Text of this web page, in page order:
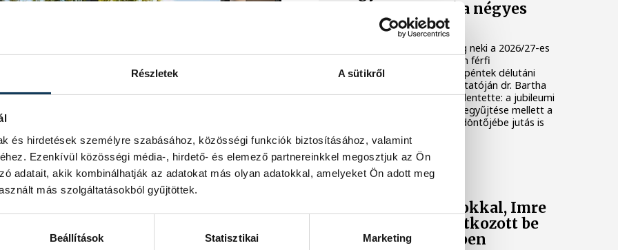
Részletek A sütikről
és hirdetések személyre szabásához, közösségi funkciók biztosításához, valamint
Ezenkívül közösségi média-, hirdető- és elemező partnereinkkel megosztjuk az Ön
adatait, akik kombinálhatják az adatokat más olyan adatokkal, amelyeket Ön adott meg
más szolgáltatásokból gyűjtöttek.
Beállítások Statisztikai Marketing
Bajnokok Ligája négyes
döntője
Huszonkét játékossal vág neki a 2026/27-es
idénynek a One Veszprém férfi
kézilabdacsapata. A klub péntek délutáni
szezonnyitó sajtótájékoztatóján dr. Bartha
Csaba vezérigazgató kijelentette: a jubileumi
idényben a hazai címek begyűjtése mellett a
Bajnokok Ligája négyes döntőjébe jutás is
egyértelmű célkitűzés.
ONE VESZPRÉM HC
Nielsen bravúrokkal, Imre
két góllal mutatkozott be
Veszprém-mezben